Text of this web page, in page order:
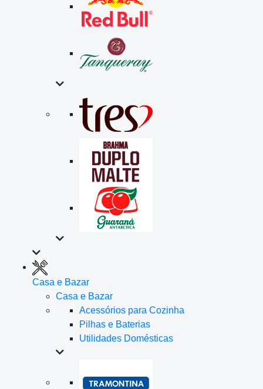
Casa e Bazar
Casa e Bazar
Acessórios para Cozinha
Pilhas e Baterias
Utilidades Domésticas